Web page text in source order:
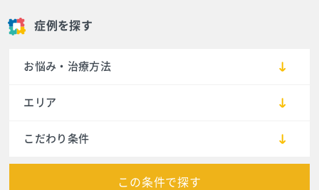
症例を探す
お悩み・治療方法
エリア
こだわり条件
この条件で探す